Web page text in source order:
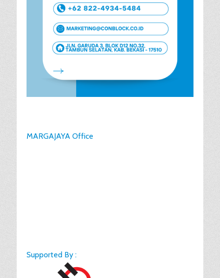
MARGAJAYA Office
Supported By :